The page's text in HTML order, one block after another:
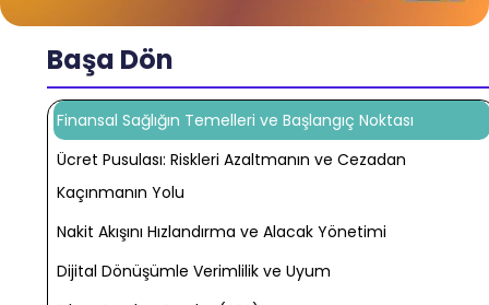
Başa Dön
Finansal Sağlığın Temelleri ve Başlangıç Noktası
Ücret Pusulası: Riskleri Azaltmanın ve Cezadan
Kaçınmanın Yolu
Nakit Akışını Hızlandırma ve Alacak Yönetimi
Dijital Dönüşümle Verimlilik ve Uyum